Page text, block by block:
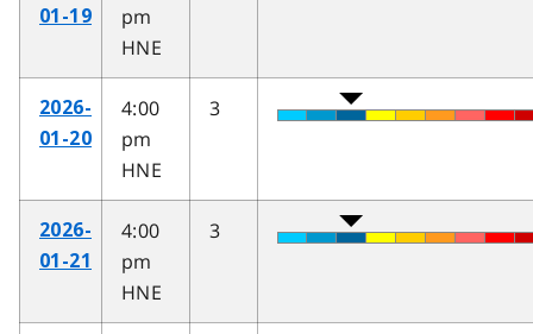
01-19
pm
HNE
2026-
01-20
4:00
pm
HNE
3
2026-
01-21
4:00
pm
HNE
3